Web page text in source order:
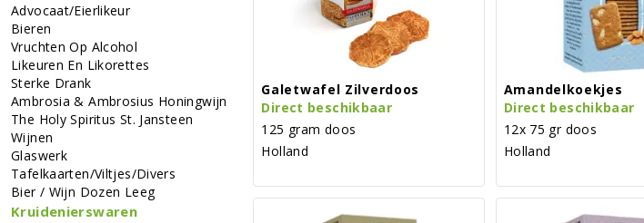
Advocaat/Eierlikeur
Bieren
Vruchten Op Alcohol
Likeuren En Likorettes
Sterke Drank
Ambrosia & Ambrosius Honingwijn
The Holy Spiritus St. Jansteen
Wijnen
Glaswerk
Tafelkaarten/viltjes/divers
Bier / Wijn Dozen Leeg
Kruidenierswaren
Galetwafel Zilverdoos
Direct beschikbaar
125 gram doos
Holland
Amandelkoekjes
Direct beschikbaar
12x 75 gr doos
Holland